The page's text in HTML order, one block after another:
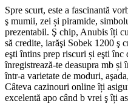
Spre scurt, este a fascinantă
ş mumii, zei și piramide,
prezentabil. Ş chip, Anubis îți
să credite, iarăşi Sobek 1200 ş
eşti întins prep riscuri și eşti
înregistrează-te deasupra mb
într-a varietate de moduri,
Câteva cazinouri online îți
excelentă apo când b vrei ş îți